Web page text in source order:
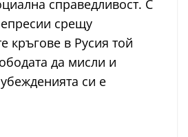
справедливост. С
срещу
кръгове в Русия той
да мисли и
си е